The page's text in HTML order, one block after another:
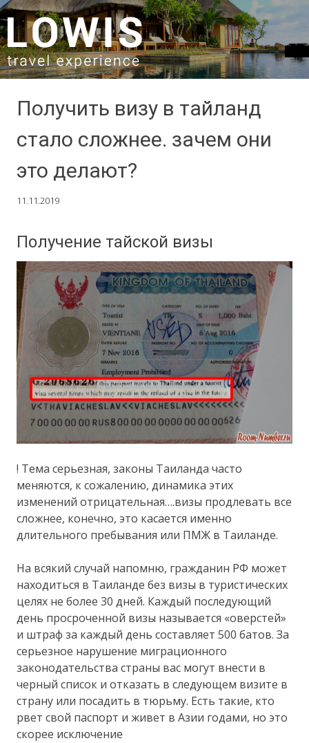
SKIP TO CONTENT
Получить визу в тайланд
стало сложнее. зачем они
это делают?
11.11.2019
Получение тайской визы
! Тема серьезная, законы Таиланда часто
меняются, к сожалению, динамика этих
изменений отрицательная….визы продлевать все
сложнее, конечно, это касается именно
длительного пребывания или ПМЖ в Таиланде.
На всякий случай напомню, гражданин РФ может
находиться в Таиланде без визы в туристических
целях не более 30 дней. Каждый последующий
день просроченной визы называется «оверстей»
и штраф за каждый день составляет 500 батов. За
серьезное нарушение миграционного
законодательства страны вас могут внести в
черный список и отказать в следующем визите в
страну или посадить в тюрьму. Есть такие, кто
рвет свой паспорт и живет в Азии годами, но это
скорее исключение